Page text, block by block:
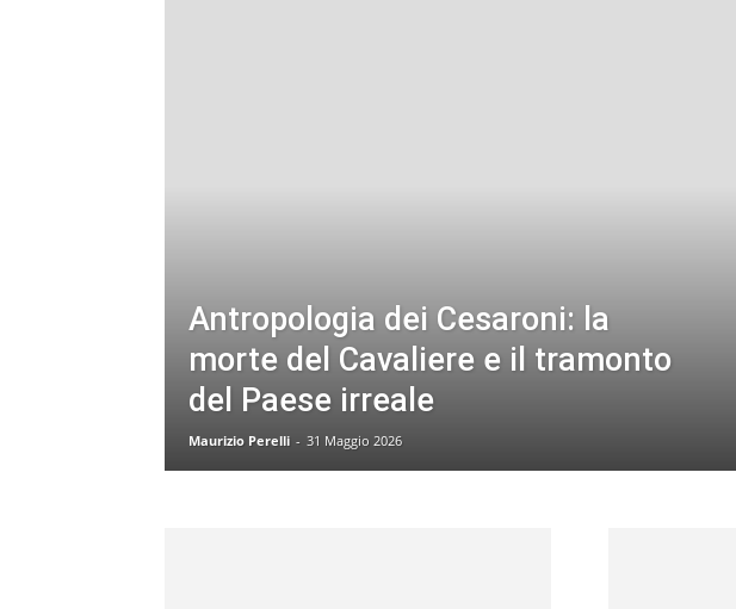
Antropologia dei Cesaroni: la
morte del Cavaliere e il tramonto
del Paese irreale
Maurizio Perelli - 31 Maggio 2026